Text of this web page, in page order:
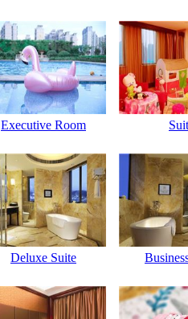
Executive Room
Deluxe Suite